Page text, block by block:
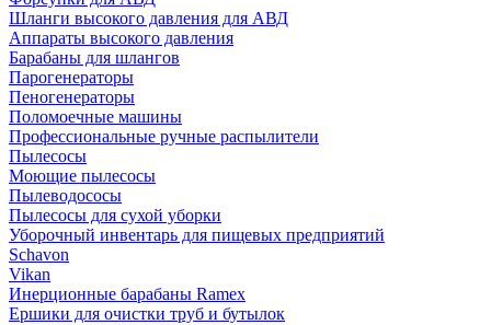
Шланги высокого давления для АВД
Аппараты высокого давления
Барабаны для шлангов
Парогенераторы
Пеногенераторы
Поломоечные машины
Профессиональные ручные распылители
Пылесосы
Моющие пылесосы
Пылеводососы
Пылесосы для сухой уборки
Уборочный инвентарь для пищевых предприятий
Schavon
Vikan
Инерционные барабаны Ramex
Ершики для очистки труб и бутылок